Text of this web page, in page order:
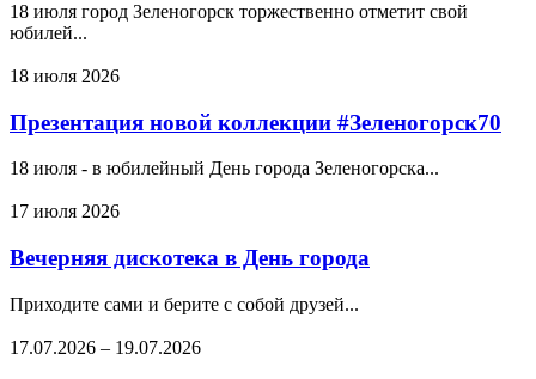
18 июля город Зеленогорск торжественно отметит свой
юбилей...
18 июля 2026
Презентация новой коллекции #Зеленогорск70
18 июля - в юбилейный День города Зеленогорска...
17 июля 2026
Вечерняя дискотека в День города
Приходите сами и берите с собой друзей...
17.07.2026 – 19.07.2026